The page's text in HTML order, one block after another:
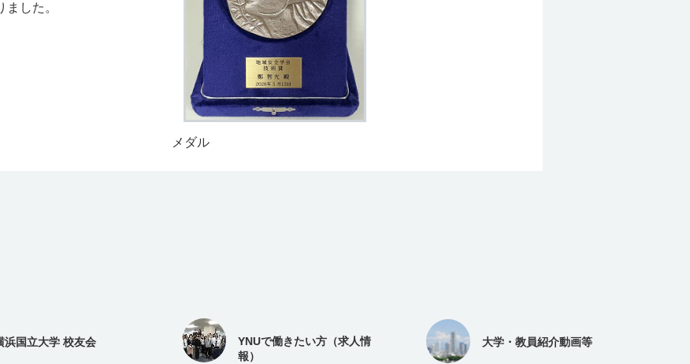
メダル
した。
浜国立大学 校友会
YNUで働きたい方（求人情
報）
大学・教員紹介動画等